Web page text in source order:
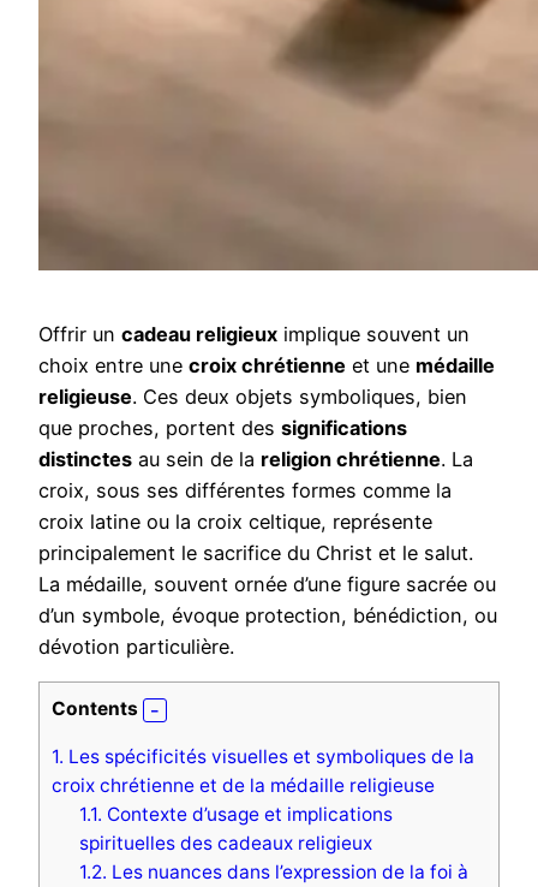
Offrir un cadeau religieux implique souvent un
choix entre une croix chrétienne et une médaille
religieuse. Ces deux objets symboliques, bien
que proches, portent des significations
distinctes au sein de la religion chrétienne. La
croix, sous ses différentes formes comme la
croix latine ou la croix celtique, représente
principalement le sacrifice du Christ et le salut.
La médaille, souvent ornée d’une figure sacrée ou
d’un symbole, évoque protection, bénédiction, ou
dévotion particulière.
Contents
1. Les spécificités visuelles et symboliques de la
croix chrétienne et de la médaille religieuse
1.1. Contexte d’usage et implications
spirituelles des cadeaux religieux
1.2. Les nuances dans l’expression de la foi à